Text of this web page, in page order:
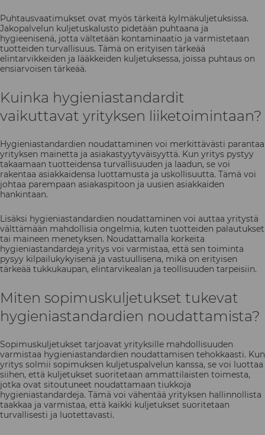
Puhtausvaatimukset ovat myös tärkeitä kylmäkuljetuksissa.
Jakopalvelun kuljetuskalusto pidetään puhtaana ja
hygieenisenä, jotta vältetään kontaminaatio ja varmistetaan
tuotteiden turvallisuus. Tämä on erityisen tärkeää
elintarvikkeiden ja lääkkeiden kuljetuksessa, joissa puhtaus on
ensiarvoisen tärkeää.
Kuinka hygieniastandardit
vaikuttavat yrityksen liiketoimintaan?
Hygieniastandardien noudattaminen voi merkittävästi parantaa
yrityksen mainetta ja asiakastyytyväisyyttä. Kun yritys pystyy
takaamaan tuotteidensa turvallisuuden ja laadun, se voi
rakentaa asiakkaidensa luottamusta ja uskollisuutta. Tämä voi
johtaa parempaan asiakaspitoon ja uusien asiakkaiden
hankintaan.
Lisäksi hygieniastandardien noudattaminen voi auttaa yritystä
välttämään mahdollisia ongelmia, kuten tuotteiden palautukset
tai maineen menetyksen. Noudattamalla korkeita
hygieniastandardeja yritys voi varmistaa, että sen toiminta
pysyy kilpailukykyisenä ja vastuullisena, mikä on erityisen
tärkeää tukkukaupan, elintarvikealan ja teollisuuden tarpeisiin.
Miten sopimuskuljetukset tukevat
hygieniastandardien noudattamista?
Sopimuskuljetukset tarjoavat yrityksille mahdollisuuden
varmistaa hygieniastandardien noudattamisen tehokkaasti. Kun
yritys solmii sopimuksen kuljetuspalvelun kanssa, se voi luottaa
siihen, että kuljetukset suoritetaan ammattilaisten toimesta,
jotka ovat sitoutuneet noudattamaan tiukkoja
hygieniastandardeja. Tämä voi vähentää yrityksen hallinnollista
taakkaa ja varmistaa, että kaikki kuljetukset suoritetaan
turvallisesti ja luotettavasti.